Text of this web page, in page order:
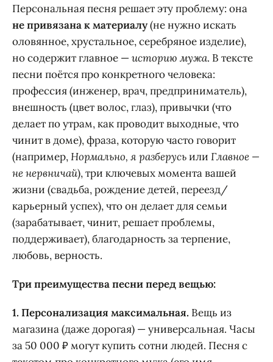
Персональная песня решает эту проблему: она
не привязана к материалу(не нужно искать
оловянное, хрустальное, серебряное изделие),
но содержит главное —историю мужа. В тексте
песни поётся про конкретного человека:
профессия (инженер, врач, предприниматель),
внешность (цвет волос, глаз), привычки (что
делает по утрам, как проводит выходные, что
чинит в доме), фраза, которую часто говорит
(например,Нормально, я разберусьили Главное —
не нервничай), три ключевых момента вашей
жизни (свадьба, рождение детей, переезд/
карьерный успех), что он делает для семьи
(зарабатывает, чинит, решает проблемы,
поддерживает), благодарность за терпение,
любовь, верность.
Три преимущества песни перед вещью:
1. Персонализация максимальная. Вещь из
магазина (даже дорогая) — универсальная. Часы
за 50 000 ₽ могут купить сотни людей. Песня с